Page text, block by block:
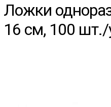
Ложки
16 см, 100